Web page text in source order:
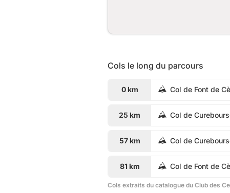
Cols le long du parcours
0 km Col de Font de
25 km Col de
57 km Col de
81 km Col de Font de
Cols extraits du catalogue du Club des